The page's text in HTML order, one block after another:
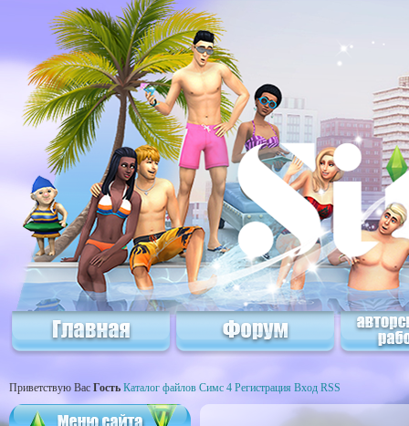
Приветствую Вас Гость Каталог файлов Симс 4 Регистрация Вход RSS